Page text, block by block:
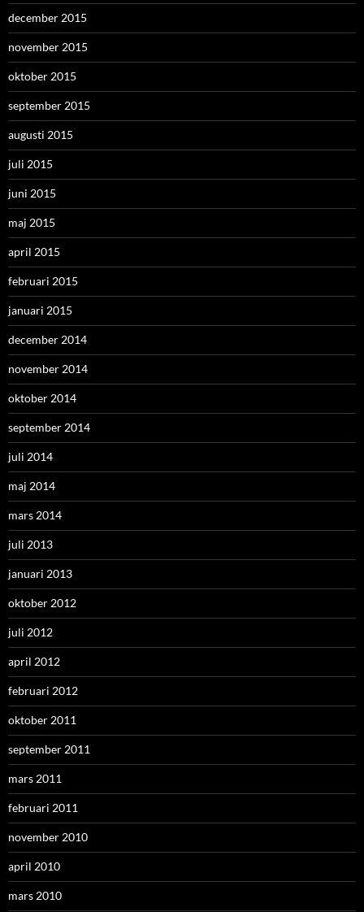
december 2015
november 2015
oktober 2015
september 2015
augusti 2015
juli 2015
juni 2015
maj 2015
april 2015
februari 2015
januari 2015
december 2014
november 2014
oktober 2014
september 2014
juli 2014
maj 2014
mars 2014
juli 2013
januari 2013
oktober 2012
juli 2012
april 2012
februari 2012
oktober 2011
september 2011
mars 2011
februari 2011
november 2010
april 2010
mars 2010